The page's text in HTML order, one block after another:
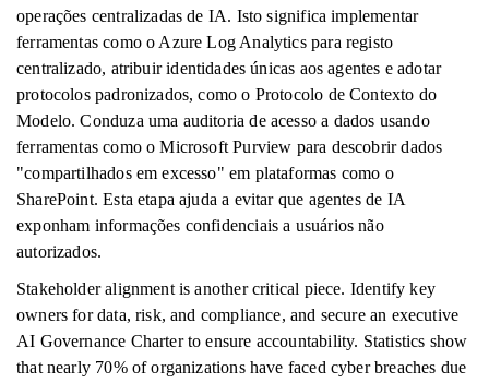
operações centralizadas de IA. Isto significa implementar
ferramentas como o Azure Log Analytics para registo
centralizado, atribuir identidades únicas aos agentes e adotar
protocolos padronizados, como o Protocolo de Contexto do
Modelo. Conduza uma auditoria de acesso a dados usando
ferramentas como o Microsoft Purview para descobrir dados
"compartilhados em excesso" em plataformas como o
SharePoint. Esta etapa ajuda a evitar que agentes de IA
exponham informações confidenciais a usuários não
autorizados.
Stakeholder alignment is another critical piece. Identify key
owners for data, risk, and compliance, and secure an executive
AI Governance Charter to ensure accountability. Statistics show
that nearly 70% of organizations have faced cyber breaches due